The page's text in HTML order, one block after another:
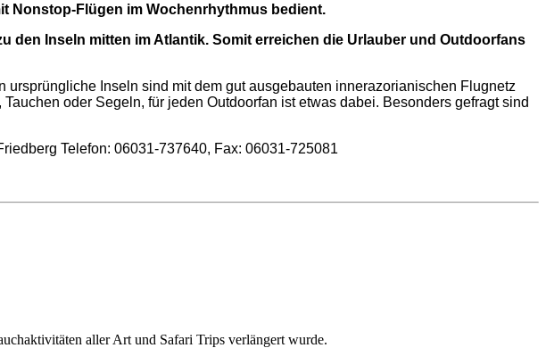
Nonstop-Flügen im Wochenrhythmus bedient.
den Inseln mitten im Atlantik. Somit erreichen die Urlauber und Outdoorfans
Inseln sind mit dem gut ausgebauten innerazorianischen Flugnetz
oder Segeln, für jeden Outdoorfan ist etwas dabei. Besonders gefragt sind
Telefon: 06031-737640, Fax: 06031-725081
aller Art und Safari Trips verlängert wurde.